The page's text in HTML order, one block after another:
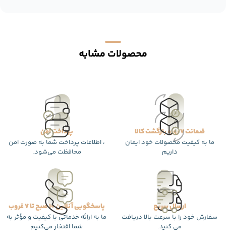
محصولات مشابه
ضمانت 7 روزه بازگشت کالا
ما به کیفیت محصولات خود ایمان
داریم
پرداخت امن
، اطلاعات پرداخت شما به صورت امن
محافظت می‌شود.
ارسال سریع
سفارش خود را با سرعت بالا دریافت
می کنید.
پاسخگویی آنلاین 10 صبح تا 7 غروب
ما به ارائه خدماتی با کیفیت و مؤثر به
شما افتخار می‌کنیم